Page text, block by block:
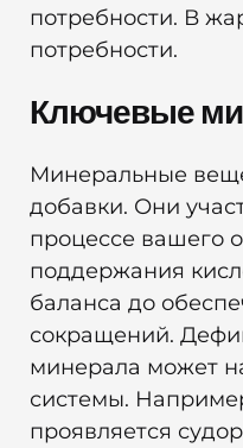
потребности. В
потребности.
Ключевые
Минеральные
добавки. Они
процессе вашего
поддержания
баланса до
сокращений.
минерала может
системы.
проявляется